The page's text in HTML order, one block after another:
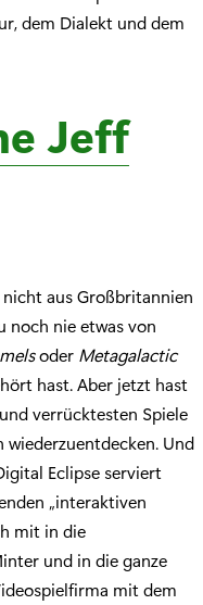
dem Dialekt und dem
Jeff
aus Großbritannien
noch nie etwas von
oder Metagalactic
hast. Aber jetzt hast
verrücktesten Spiele
wiederzuentdecken. Und
Eclipse serviert
„interaktiven
mit in die
und in die ganze
mit dem